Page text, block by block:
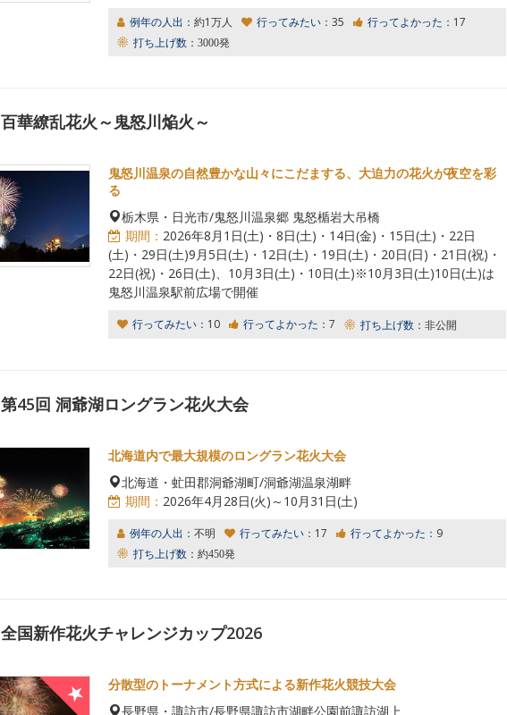
例年の人出： 約1万人 行ってみたい： 35 行ってよかった： 17
打ち上げ数： 3000発
百華繚乱花火～鬼怒川焔火～
鬼怒川温泉の自然豊かな山々にこだまする、大迫力の花火が夜空を彩
る
栃木県・日光市/鬼怒川温泉郷 鬼怒楯岩大吊橋
期間： 2026年8月1日(土)・8日(土)・14日(金)・15日(土)・22日
(土)・29日(土)9月5日(土)・12日(土)・19日(土)・20日(日)・21日(祝)・
22日(祝)・26日(土)、10月3日(土)・10日(土)※10月3日(土)10日(土)は
鬼怒川温泉駅前広場で開催
行ってみたい： 10 行ってよかった： 7 打ち上げ数： 非公開
第45回 洞爺湖ロングラン花火大会
北海道内で最大規模のロングラン花火大会
北海道・虻田郡洞爺湖町/洞爺湖温泉湖畔
期間： 2026年4月28日(火)～10月31日(土)
例年の人出： 不明 行ってみたい： 17 行ってよかった： 9
打ち上げ数： 約450発
全国新作花火チャレンジカップ2026
分散型のトーナメント方式による新作花火競技大会
長野県・諏訪市/長野県諏訪市湖畔公園前諏訪湖上